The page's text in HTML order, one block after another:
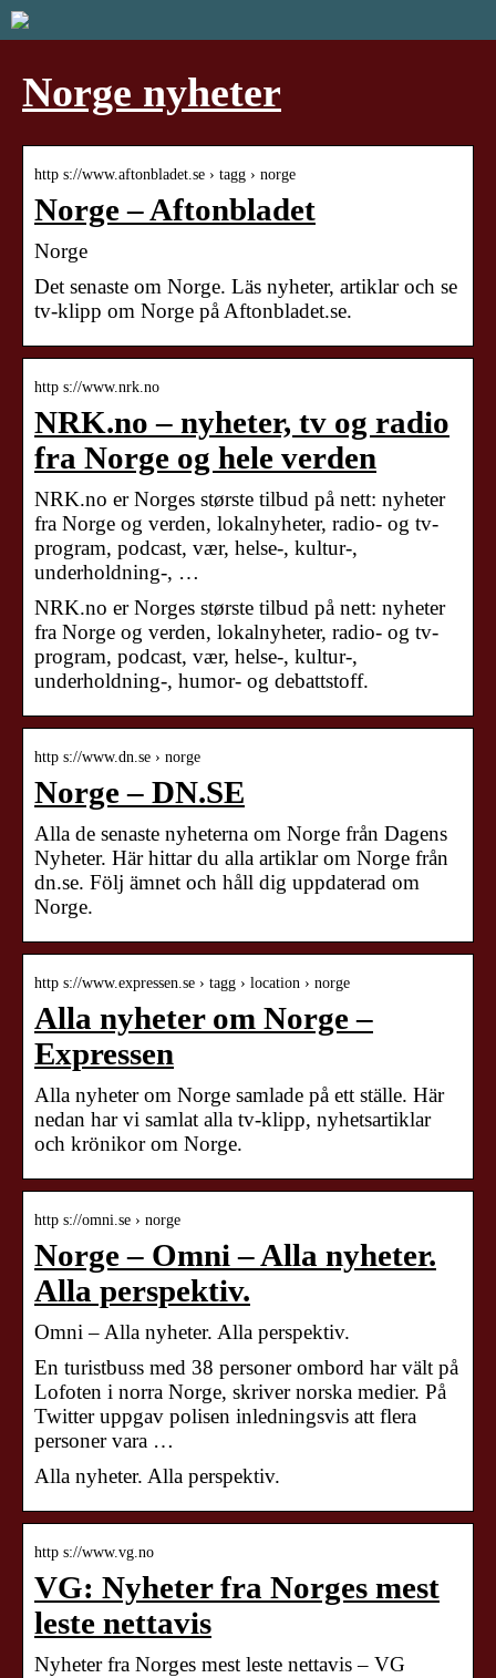
Norge nyheter
http s://www.aftonbladet.se › tagg › norge
Norge – Aftonbladet
Norge
Det senaste om Norge. Läs nyheter, artiklar och se
tv-klipp om Norge på Aftonbladet.se.
http s://www.nrk.no
NRK.no – nyheter, tv og radio
fra Norge og hele verden
NRK.no er Norges største tilbud på nett: nyheter
fra Norge og verden, lokalnyheter, radio- og tv-
program, podcast, vær, helse-, kultur-,
underholdning-, …
NRK.no er Norges største tilbud på nett: nyheter
fra Norge og verden, lokalnyheter, radio- og tv-
program, podcast, vær, helse-, kultur-,
underholdning-, humor- og debattstoff.
http s://www.dn.se › norge
Norge – DN.SE
Alla de senaste nyheterna om Norge från Dagens
Nyheter. Här hittar du alla artiklar om Norge från
dn.se. Följ ämnet och håll dig uppdaterad om
Norge.
http s://www.expressen.se › tagg › location › norge
Alla nyheter om Norge –
Expressen
Alla nyheter om Norge samlade på ett ställe. Här
nedan har vi samlat alla tv-klipp, nyhetsartiklar
och krönikor om Norge.
http s://omni.se › norge
Norge – Omni – Alla nyheter.
Alla perspektiv.
Omni – Alla nyheter. Alla perspektiv.
En turistbuss med 38 personer ombord har vält på
Lofoten i norra Norge, skriver norska medier. På
Twitter uppgav polisen inledningsvis att flera
personer vara …
Alla nyheter. Alla perspektiv.
http s://www.vg.no
VG: Nyheter fra Norges mest
leste nettavis
Nyheter fra Norges mest leste nettavis – VG